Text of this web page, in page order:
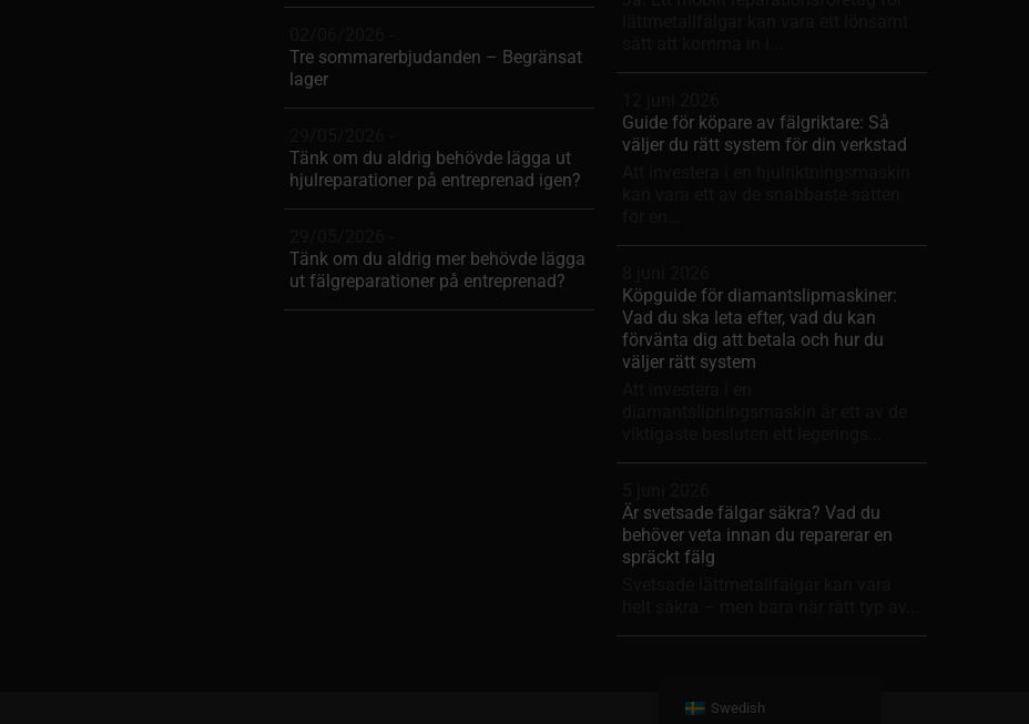
Tre sommarerbjudanden – Begränsat
lager
Tänk om du aldrig behövde lägga ut
hjulreparationer på entreprenad igen?
Tänk om du aldrig mer behövde lägga
ut fälgreparationer på entreprenad?
Guide för köpare av fälgriktare: Så
väljer du rätt system för din verkstad
Köpguide för diamantslipmaskiner:
Vad du ska leta efter, vad du kan
förvänta dig att betala och hur du
väljer rätt system
Är svetsade fälgar säkra? Vad du
behöver veta innan du reparerar en
spräckt fälg
Swedish